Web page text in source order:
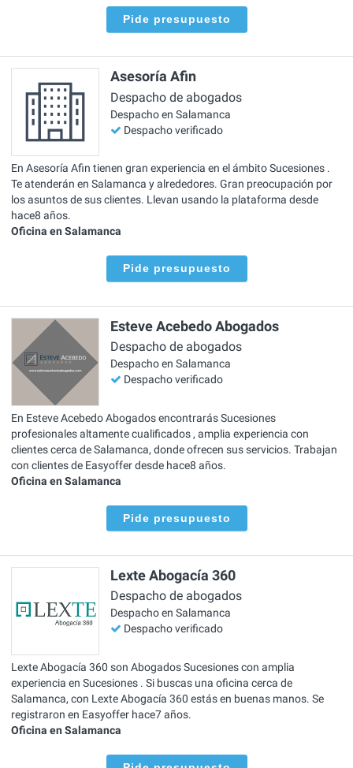
Pide presupuesto
Asesoría Afin
Despacho de abogados
Despacho en Salamanca
Despacho verificado
En Asesoría Afin tienen gran experiencia en el ámbito Sucesiones .
Te atenderán en Salamanca y alrededores. Gran preocupación por
los asuntos de sus clientes. Llevan usando la plataforma desde
hace8 años.
Oficina en Salamanca
Pide presupuesto
Esteve Acebedo Abogados
Despacho de abogados
Despacho en Salamanca
Despacho verificado
En Esteve Acebedo Abogados encontrarás Sucesiones
profesionales altamente cualificados , amplia experiencia con
clientes cerca de Salamanca, donde ofrecen sus servicios. Trabajan
con clientes de Easyoffer desde hace8 años.
Oficina en Salamanca
Pide presupuesto
Lexte Abogacía 360
Despacho de abogados
Despacho en Salamanca
Despacho verificado
Lexte Abogacía 360 son Abogados Sucesiones con amplia
experiencia en Sucesiones . Si buscas una oficina cerca de
Salamanca, con Lexte Abogacía 360 estás en buenas manos. Se
registraron en Easyoffer hace7 años.
Oficina en Salamanca